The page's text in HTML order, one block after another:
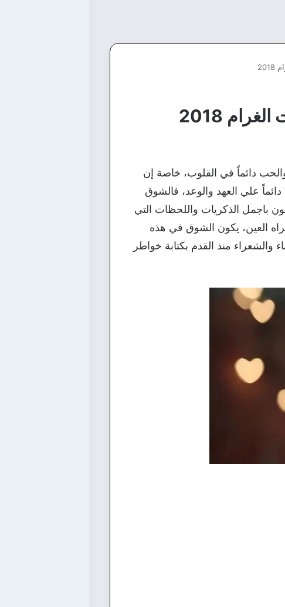
2018
دائماً في القلوب، خاصة إن
علي العهد والوعد، فالشوق
باجمل الذكريات واللحظات التي
العين، يكون الشوق في هذه
والشعراء منذ القدم بكتابة خواطر